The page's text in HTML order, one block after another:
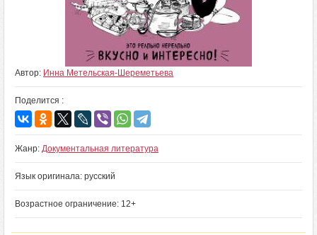
Автор: Инна Метельская-Шереметьева
Поделится :
Жанр: Документальная литература
Язык оригинала: русский
Возрастное ограничение: 12+